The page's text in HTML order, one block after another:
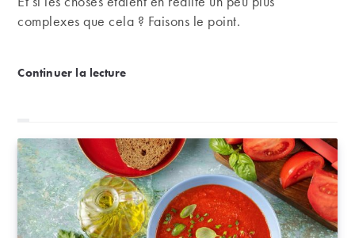
complexes que cela ? Faisons le point.
Continuer la lectureOn sert le vin blanc très frais et le rouge à